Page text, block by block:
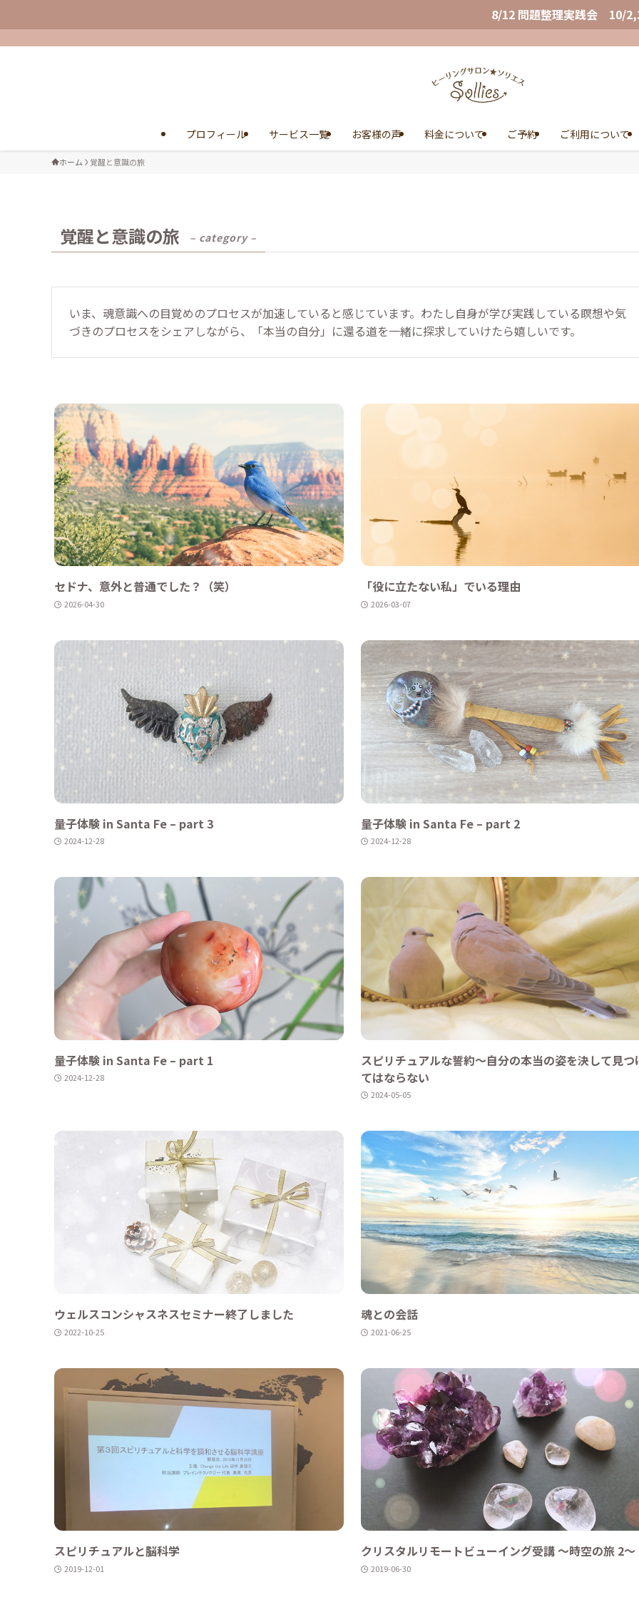
8/12 問題整理実践会 10/2,3,4 Wealth
プロフィール サービス一覧 お客様の声 料金について ご予約 ご利用について
ホーム 覚醒と意識の旅
覚醒と意識の旅 – category –
いま、魂意識への目覚めのプロセスが加速していると感じています。わたし自身が学び実践している瞑想や気
づきのプロセスをシェアしながら、「本当の自分」に還る道を一緒に探求していけたら嬉しいです。
セドナ、意外と普通でした？（笑）
2026-04-30
「役に立たない私」でいる理由
2026-03-07
量子体験 in Santa Fe – part 3
2024-12-28
量子体験 in Santa Fe – part 2
2024-12-28
量子体験 in Santa Fe – part 1
2024-12-28
スピリチュアルな誓約〜自分の本当の姿を決して見つ
てはならない
2024-05-05
ウェルスコンシャスネスセミナー終了しました
2022-10-25
魂との会話
2021-06-25
スピリチュアルと脳科学
2019-12-01
クリスタルリモートビューイング受講 〜時空の旅 2〜
2019-06-30